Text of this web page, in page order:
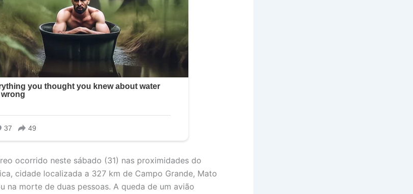
ocorrido neste sábado (31) nas proximidades do
cidade localizada a 327 km de Campo Grande, Mato
na morte de duas pessoas. A queda de um avião